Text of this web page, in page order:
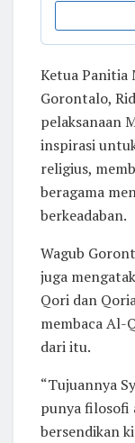
Ketua Panitia
Gorontalo,
pelaksanaan
inspirasi
religius,
beragama
berkeadaban.
Wagub
juga
Qori dan
membaca Al-
dari itu.
“Tujuannya
punya filosofi
bersendikan